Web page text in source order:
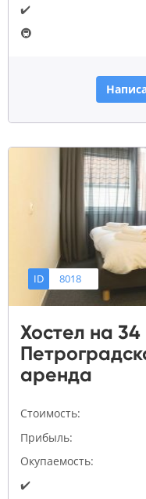
✔️
🚇
ID 8018
Хостел на
аренда
Стоимость:
Прибыль:
Окупаемость:
✔️